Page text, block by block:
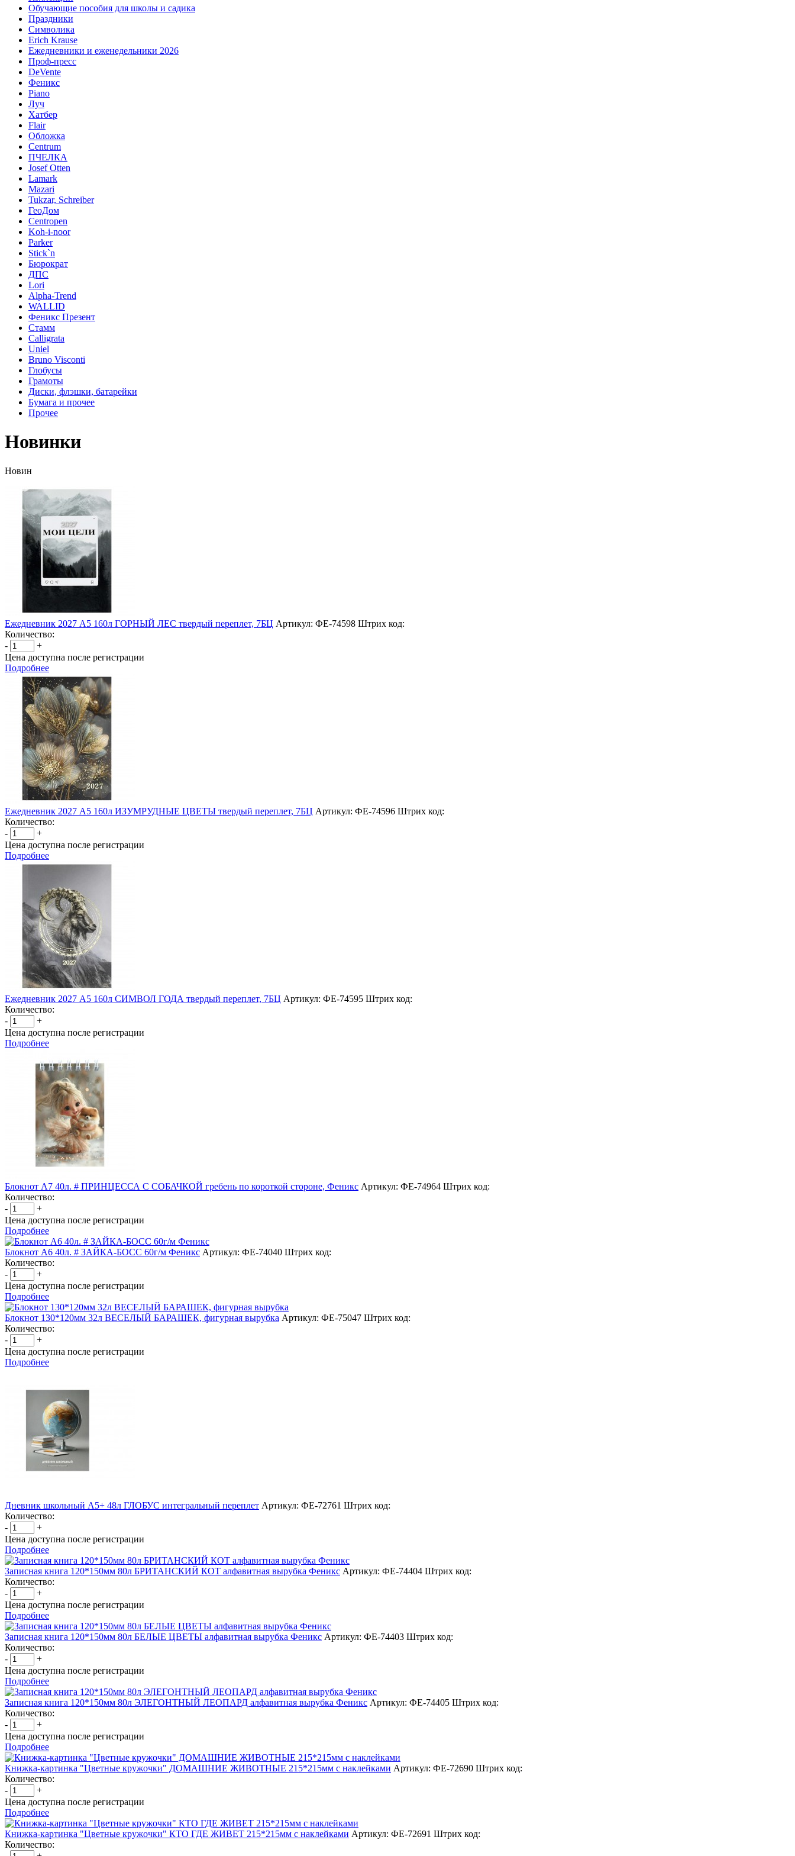
Обучающие пособия для школы и садика
Праздники
Символика
Erich Krause
Ежедневники и еженедельники 2026
Проф-пресс
DeVente
Феникс
Piano
Луч
Хатбер
Flair
Обложка
Centrum
ПЧЕЛКА
Josef Otten
Lamark
Mazari
Tukzar, Schreiber
ГеоДом
Centropen
Koh-i-noor
Parker
Stick`n
Бюрократ
ДПС
Lori
Alpha-Trend
WALLID
Феникс Презент
Стамм
Calligrata
Uniel
Bruno Visconti
Глобусы
Грамоты
Диски, флэшки, батарейки
Бумага и прочее
Прочее
Новинки
Новин
Ежедневник 2027 А5 160л ГОРНЫЙ ЛЕС твердый переплет, 7БЦ Артикул: ФЕ-74598 Штрих код:
Количество:
-
+
Цена доступна после регистрации
Подробнее
Ежедневник 2027 А5 160л ИЗУМРУДНЫЕ ЦВЕТЫ твердый переплет, 7БЦ Артикул: ФЕ-74596 Штрих код:
Количество:
-
+
Цена доступна после регистрации
Подробнее
Ежедневник 2027 А5 160л СИМВОЛ ГОДА твердый переплет, 7БЦ Артикул: ФЕ-74595 Штрих код:
Количество:
-
+
Цена доступна после регистрации
Подробнее
Блокнот А7 40л. # ПРИНЦЕССА С СОБАЧКОЙ гребень по короткой стороне, Феникс Артикул: ФЕ-74964 Штрих код:
Количество:
-
+
Цена доступна после регистрации
Подробнее
Блокнот А6 40л. # ЗАЙКА-БОСС 60г/м Феникс Артикул: ФЕ-74040 Штрих код:
Количество:
-
+
Цена доступна после регистрации
Подробнее
Блокнот 130*120мм 32л ВЕСЕЛЫЙ БАРАШЕК, фигурная вырубка Артикул: ФЕ-75047 Штрих код:
Количество:
-
+
Цена доступна после регистрации
Подробнее
Дневник школьный А5+ 48л ГЛОБУС интегральный переплет Артикул: ФЕ-72761 Штрих код:
Количество:
-
+
Цена доступна после регистрации
Подробнее
Записная книга 120*150мм 80л БРИТАНСКИЙ КОТ алфавитная вырубка Феникс Артикул: ФЕ-74404 Штрих код:
Количество:
-
+
Цена доступна после регистрации
Подробнее
Записная книга 120*150мм 80л БЕЛЫЕ ЦВЕТЫ алфавитная вырубка Феникс Артикул: ФЕ-74403 Штрих код:
Количество:
-
+
Цена доступна после регистрации
Подробнее
Записная книга 120*150мм 80л ЭЛЕГОНТНЫЙ ЛЕОПАРД алфавитная вырубка Феникс Артикул: ФЕ-74405 Штрих код:
Количество:
-
+
Цена доступна после регистрации
Подробнее
Книжка-картинка "Цветные кружочки" ДОМАШНИЕ ЖИВОТНЫЕ 215*215мм с наклейками Артикул: ФЕ-72690 Штрих код:
Количество:
-
+
Цена доступна после регистрации
Подробнее
Книжка-картинка "Цветные кружочки" КТО ГДЕ ЖИВЕТ 215*215мм с наклейками Артикул: ФЕ-72691 Штрих код:
Количество: